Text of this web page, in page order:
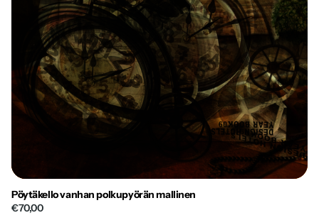
Pöytäkello vanhan polkupyörän mallinen
€70,00